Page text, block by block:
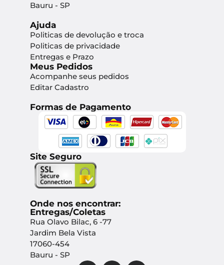
Bauru - SP
Ajuda
Politicas de devolução e troca
Politicas de privacidade
Entregas e Prazo
Meus Pedidos
Acompanhe seus pedidos
Editar Cadastro
Formas de Pagamento
Site Seguro
Onde nos encontrar:
Entregas/Coletas
Rua Olavo Bilac, 6 -77
Jardim Bela Vista
17060-454
Bauru - SP